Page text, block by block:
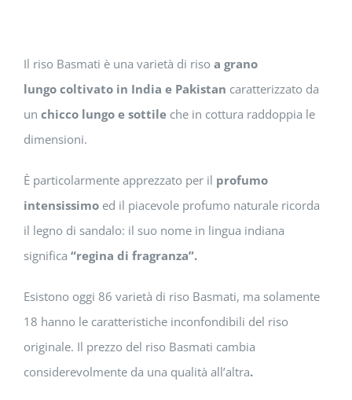
Il riso Basmati è una varietà di riso a grano
lungo coltivato in India e Pakistan caratterizzato da
un chicco lungo e sottile che in cottura raddoppia le
dimensioni.
È particolarmente apprezzato per il profumo
intensissimoed il piacevole profumo naturale ricorda
il legno di sandalo: il suo nome in lingua indiana
significa “regina di fragranza”.
Esistono oggi 86 varietà di riso Basmati, ma solamente
18 hanno le caratteristiche inconfondibili del riso
originale. Il prezzo del riso Basmati cambia
considerevolmente da una qualità all’altra.